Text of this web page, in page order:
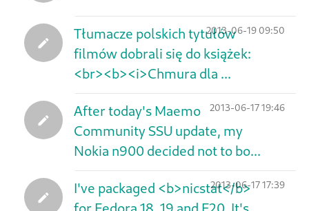
2013-06-19 09:50
Tłumacze polskich tytułów
filmów dobrali się do książek:
<br><b><i>Chmura dla ...
2013-06-17 19:46
After today's Maemo
Community SSU update, my
Nokia n900 decided not to bo...
2013-06-17 17:39
I've packaged <b>nicstat</b>
for Fedora 18, 19 and F20. It's